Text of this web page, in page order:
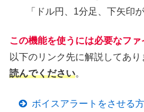
「ドル円、1分足、下矢印
この機能を使うには必要なファ
以下のリンク先に解説してあり
読んでください。
ボイスアラートをさせる